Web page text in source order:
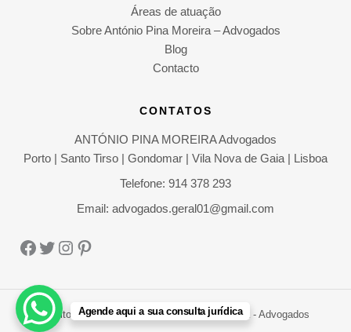
Áreas de atuação
Sobre António Pina Moreira – Advogados
Blog
Contacto
CONTATOS
ANTÓNIO PINA MOREIRA Advogados
Porto | Santo Tirso | Gondomar | Vila Nova de Gaia | Lisboa
Telefone: 914 378 293
Email: advogados.geral01@gmail.com
Facebook
Twitter
Instagram
Pinterest
Direitos Autorais © 2026 António Pina Moreira - Advogados
Agende aqui a sua consulta jurídica